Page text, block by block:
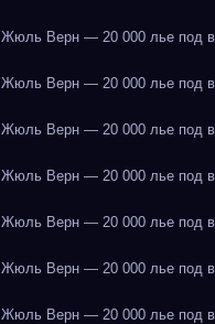
Жюль Верн — 20 000 лье под
Жюль Верн — 20 000 лье под
Жюль Верн — 20 000 лье под
Жюль Верн — 20 000 лье под
Жюль Верн — 20 000 лье под
Жюль Верн — 20 000 лье под
Жюль Верн — 20 000 лье под